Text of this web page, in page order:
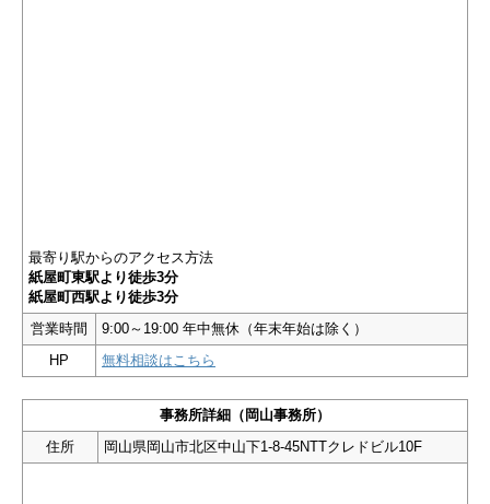
最寄り駅からのアクセス方法
紙屋町東駅より徒歩3分
紙屋町西駅より徒歩3分
営業時間
9:00～19:00 年中無休（年末年始は除く）
HP
無料相談はこちら
事務所詳細（岡山事務所）
住所
岡山県岡山市北区中山下1-8-45NTTクレドビル10F